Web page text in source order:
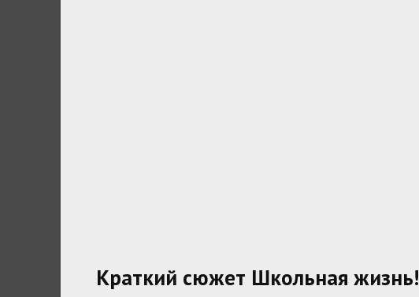
Краткий сюжет Школьная жизнь!